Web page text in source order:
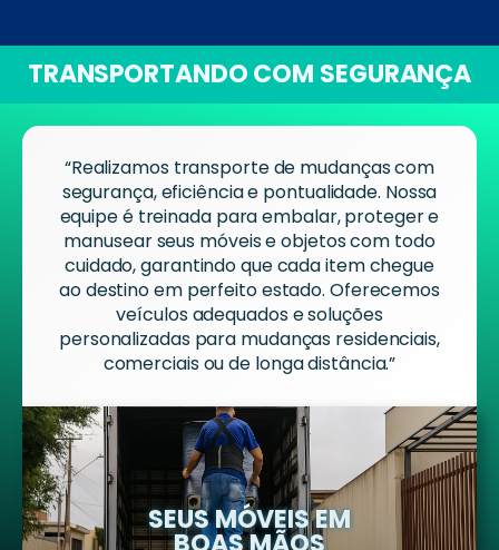
TRANSPORTANDO COM SEGURANÇA
“Realizamos transporte de mudanças com
segurança, eficiência e pontualidade. Nossa
equipe é treinada para embalar, proteger e
manusear seus móveis e objetos com todo
cuidado, garantindo que cada item chegue
ao destino em perfeito estado. Oferecemos
veículos adequados e soluções
personalizadas para mudanças residenciais,
comerciais ou de longa distância.”
SEUS MÓVEIS EM